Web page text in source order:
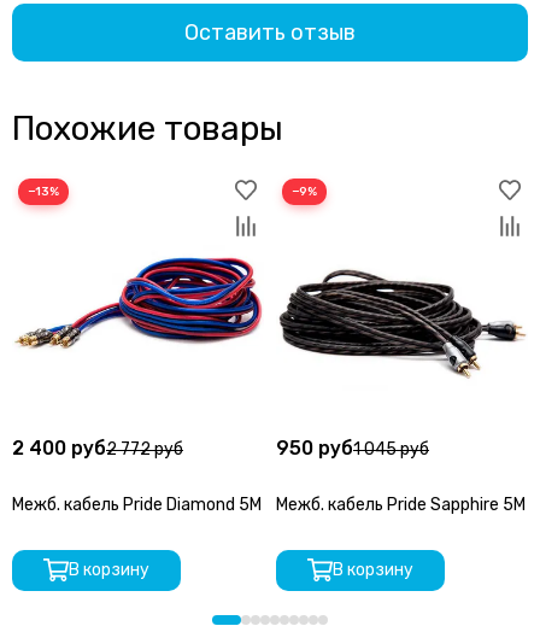
Оставить отзыв
Похожие товары
−13%
2 400 руб2 772 руб
Межб. кабель Pride Diamond 5M
В корзину
−9%
950 руб1 045 руб
Межб. кабель Pride Sapphire 5M
В корзину